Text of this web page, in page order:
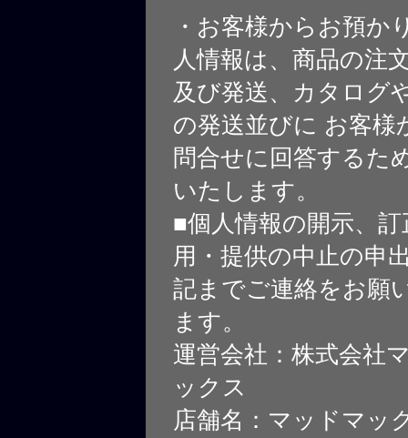
・お客様からお預か
人情報は、商品の注
及び発送、カタログ
の発送並びに お客様
問合せに回答するた
いたします。
■個人情報の開示、
用・提供の中止の申
記までご連絡をお願
ます。
運営会社：株式会社
ックス
店舗名：マッドマッ